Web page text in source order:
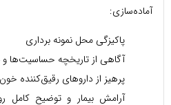
آماده‌سازی:
پاکیزگی محل نمونه برداری
آگاهی از تاریخچه حساسیت‌ها و
پرهیز از داروهای رقیق‌کننده
آرامش بیمار و توضیح کامل